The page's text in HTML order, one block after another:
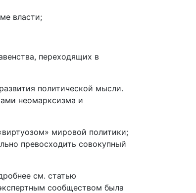
власти;
переходящих в
политической мысли.
неомарксизма и
мировой политики;
превосходить совокупный
см. статью
сообществом была